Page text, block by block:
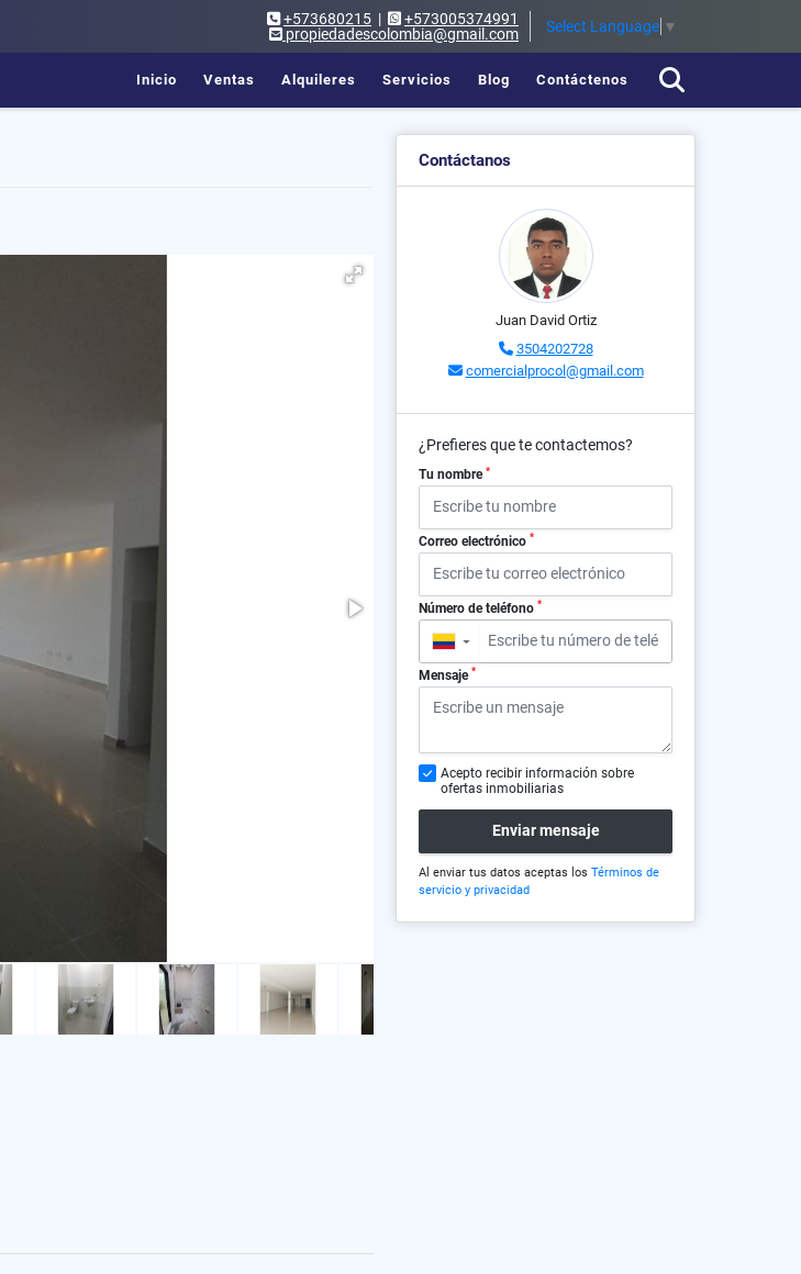
+573680215 |
+573005374991
propiedadescolombia@gmail.com
Select Language ▼
Inicio Ventas Alquileres Servicios Blog Contáctenos
Contáctanos
Juan David Ortiz
3504202728
comercialprocol@gmail.com
¿Prefieres que te contactemos?
Tu nombre *
Correo electrónico *
Número de teléfono *
▼
Mensaje *
Acepto recibir información sobre
ofertas inmobiliarias
Enviar mensaje
Al enviar tus datos aceptas los Términos de
servicio y privacidad